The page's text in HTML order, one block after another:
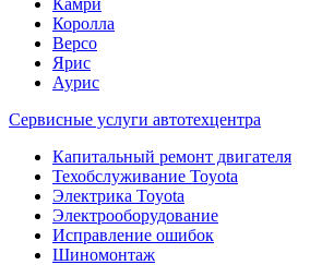
Камри
Королла
Версо
Ярис
Аурис
Сервисные услуги автотехцентра
Капитальный ремонт двигателя
Техобслуживание Toyota
Электрика Toyota
Электрооборудование
Исправление ошибок
Шиномонтаж